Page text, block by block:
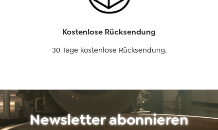
Kostenlose Rücksendung
30 Tage kostenlose Rücksendung.
Newsletter abonnieren